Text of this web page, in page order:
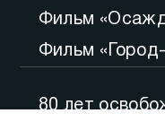
80 лет
Фильм
Фильм